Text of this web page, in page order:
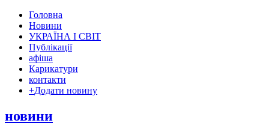
Головна
Новини
УКРАЇНА І СВІТ
Публікації
афіша
Карикатури
контакти
+Додати новину
новини